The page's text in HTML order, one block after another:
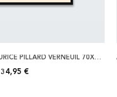
AFFICHE PAVOT BY MAURICE PILLARD VERNEUIL 70X100
34,95 €